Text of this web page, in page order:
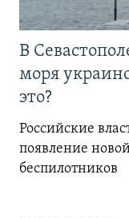
В
моря
это?
Российские
появление
беспилотников